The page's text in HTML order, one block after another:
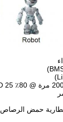
ببطارية حمض الرصاص